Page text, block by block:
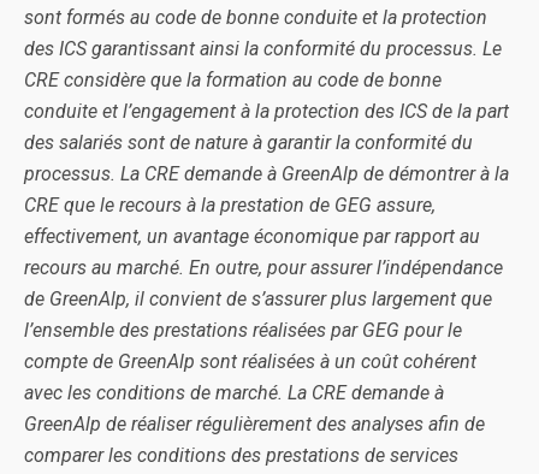
sont formés au code de bonne conduite et la protection
des ICS garantissant ainsi la conformité du processus. Le
CRE considère que la formation au code de bonne
conduite et l’engagement à la protection des ICS de la part
des salariés sont de nature à garantir la conformité du
processus. La CRE demande à GreenAlp de démontrer à la
CRE que le recours à la prestation de GEG assure,
effectivement, un avantage économique par rapport au
recours au marché. En outre, pour assurer l’indépendance
de GreenAlp, il convient de s’assurer plus largement que
l’ensemble des prestations réalisées par GEG pour le
compte de GreenAlp sont réalisées à un coût cohérent
avec les conditions de marché. La CRE demande à
GreenAlp de réaliser régulièrement des analyses afin de
comparer les conditions des prestations de services